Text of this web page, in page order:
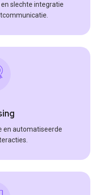
slechte integratie
en automatiseerde